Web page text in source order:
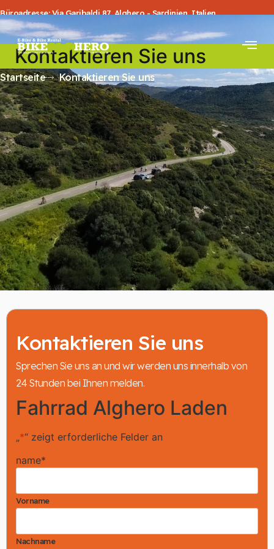
Büroadresse: Via Garibaldi 87, Alghero - Sardinien, Italien
Kontaktieren Sie uns
Startseite Kontaktieren Sie uns
Kontaktieren Sie uns
Sprechen Sie uns an und wir werden uns innerhalb von
24 Stunden bei Ihnen melden.
Fahrrad Alghero Laden
„*“ zeigt erforderliche Felder an
name*
Vorname
Nachname